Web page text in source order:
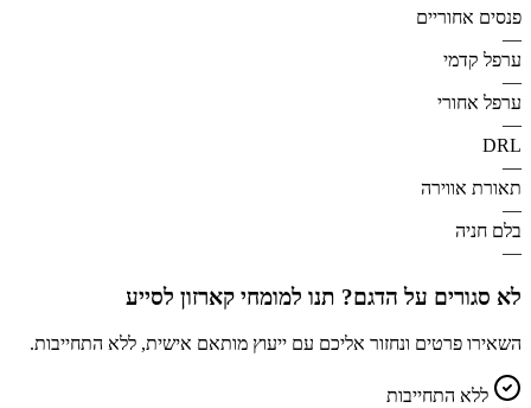
פנסים אחוריים
—
ערפל קדמי
—
ערפל אחורי
—
DRL
—
תאורת אווירה
—
בלם חניה
—
לא סגורים על הדגם? תנו למומחי קארזון לסייע
השאירו פרטים ונחזור אליכם עם ייעוץ מותאם אישית, ללא התחייבות.
ללא התחייבות